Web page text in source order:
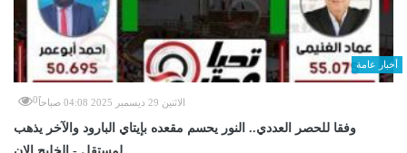
أخبار عامة
الاثنين 29 ديسمبر 2025 04:08 صباحاً 0
وفقا للحصر العددي.. النور يحسم مقعده بإيتاي البارود والآخر يذهب